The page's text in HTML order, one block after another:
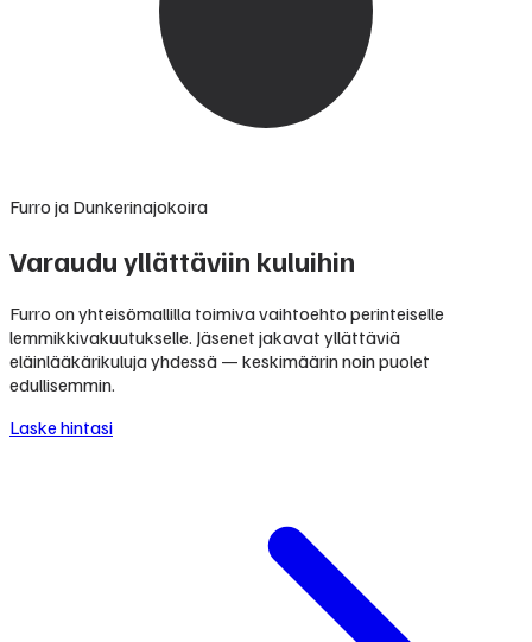
Furro ja Dunkerinajokoira
Varaudu yllättäviin kuluihin
Furro on yhteisömallilla toimiva vaihtoehto perinteiselle
lemmikkivakuutukselle. Jäsenet jakavat yllättäviä
eläinlääkärikuluja yhdessä — keskimäärin noin puolet
edullisemmin.
Laske hintasi